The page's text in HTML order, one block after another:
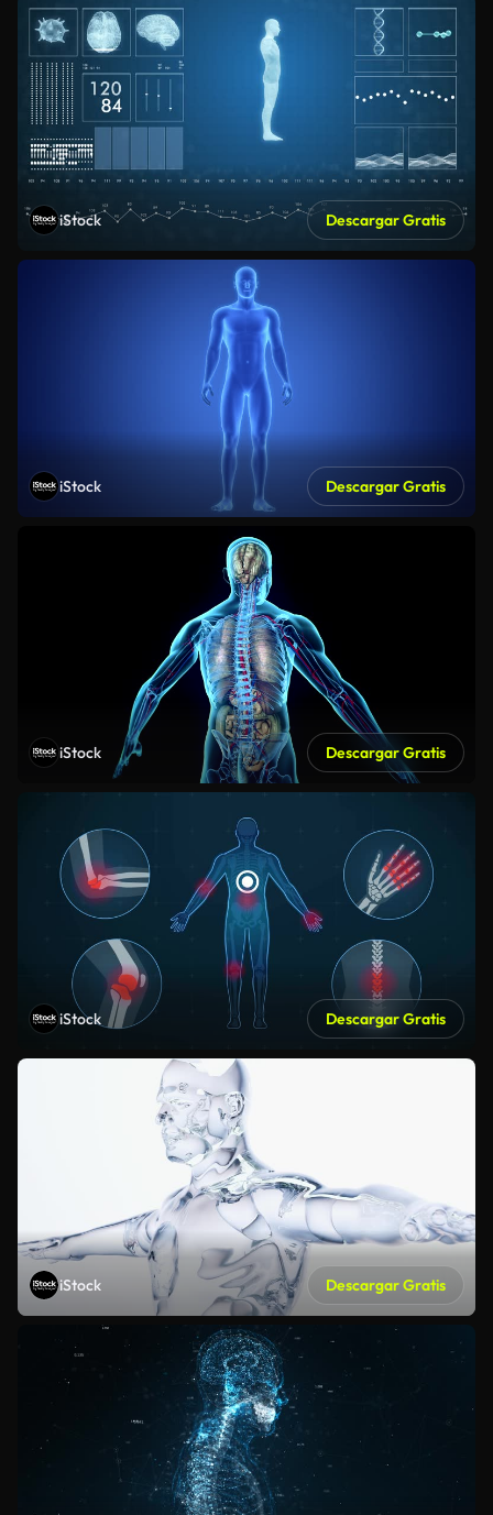
iStock Descargar Gratis
iStock Descargar Gratis
iStock Descargar Gratis
iStock Descargar Gratis
iStock Descargar Gratis